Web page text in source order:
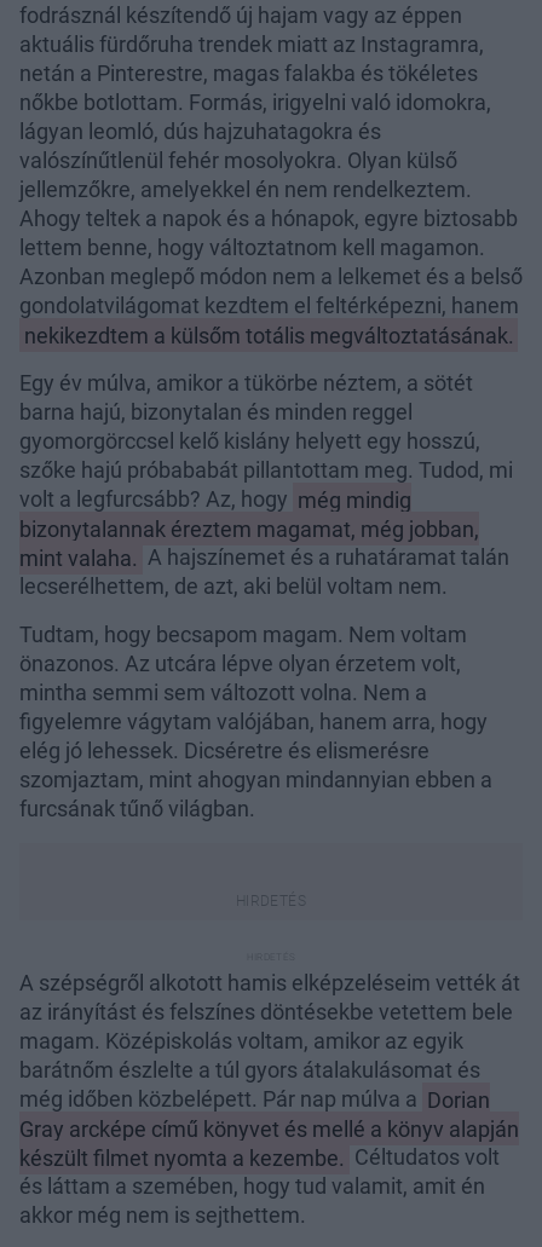
fodrásznál készítendő új hajam vagy az éppen
aktuális fürdőruha trendek miatt az Instagramra,
netán a Pinterestre, magas falakba és tökéletes
nőkbe botlottam. Formás, irigyelni való idomokra,
lágyan leomló, dús hajzuhatagokra és
valószínűtlenül fehér mosolyokra. Olyan külső
jellemzőkre, amelyekkel én nem rendelkeztem.
Ahogy teltek a napok és a hónapok, egyre biztosabb
lettem benne, hogy változtatnom kell magamon.
Azonban meglepő módon nem a lelkemet és a belső
gondolatvilágomat kezdtem el feltérképezni, hanem
nekikezdtem a külsőm totális megváltoztatásának.
Egy év múlva, amikor a tükörbe néztem, a sötét
barna hajú, bizonytalan és minden reggel
gyomorgörccsel kelő kislány helyett egy hosszú,
szőke hajú próbababát pillantottam meg. Tudod, mi
volt a legfurcsább? Az, hogy még mindig
bizonytalannak éreztem magamat, még jobban,
mint valaha.
A hajszínemet és a ruhatáramat talán
lecserélhettem, de azt, aki belül voltam nem.
Tudtam, hogy becsapom magam. Nem voltam
önazonos. Az utcára lépve olyan érzetem volt,
mintha semmi sem változott volna. Nem a
figyelemre vágytam valójában, hanem arra, hogy
elég jó lehessek. Dicséretre és elismerésre
szomjaztam, mint ahogyan mindannyian ebben a
furcsának tűnő világban.
A szépségről alkotott hamis elképzeléseim vették át
az irányítást és felszínes döntésekbe vetettem bele
magam. Középiskolás voltam, amikor az egyik
barátnőm észlelte a túl gyors átalakulásomat és
még időben közbelépett. Pár nap múlva a Dorian
Gray arcképe című könyvet és mellé a könyv alapján
készült filmet nyomta a kezembe.
Céltudatos volt
és láttam a szemében, hogy tud valamit, amit én
akkor még nem is sejthettem.